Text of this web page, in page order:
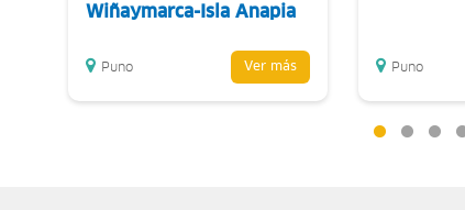
Wiñaymarca-Isla Anapia
Puno Ver más Puno